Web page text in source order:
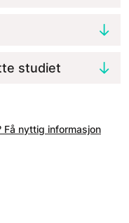
studiet
nyttig informasjon